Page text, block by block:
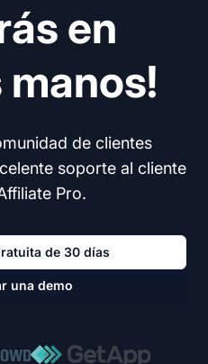
en
de clientes
soporte al cliente
Pro.
de 30 días
una demo